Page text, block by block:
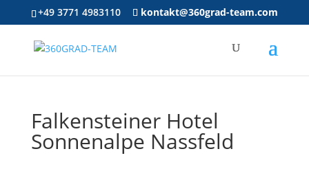
+49 3771 4983110 kontakt@360grad-team.com
Falkensteiner Hotel
Sonnenalpe Nassfeld